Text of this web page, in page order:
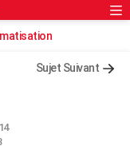
Rechercher
Sujet Suivant